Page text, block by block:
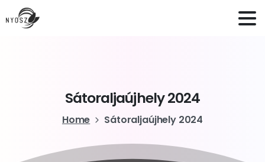
Sátoraljaújhely2024
Home Sátoraljaújhely 2024